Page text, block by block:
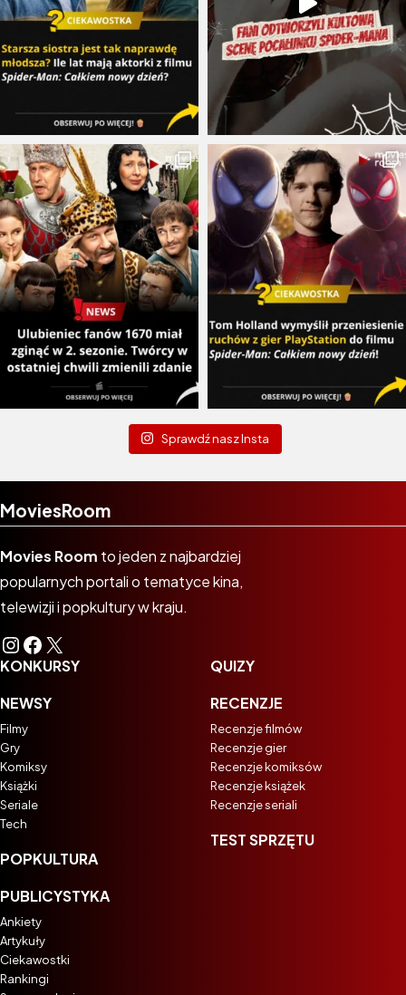
Sprawdź nasz Insta
MoviesRoom
Movies Room to jeden z najbardziej
popularnych portali o tematyce kina,
telewizji i popkultury w kraju.
Instagram
Facebook
X
KONKURSY
NEWSY
Filmy
Gry
Komiksy
Książki
Seriale
Tech
POPKULTURA
PUBLICYSTYKA
Ankiety
Artykuły
Ciekawostki
Rankingi
QUIZY
RECENZJE
Recenzje filmów
Recenzje gier
Recenzje komiksów
Recenzje książek
Recenzje seriali
TEST SPRZĘTU